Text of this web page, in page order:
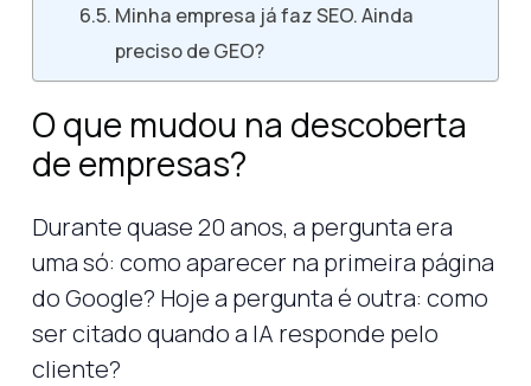
Minha empresa já faz SEO. Ainda
preciso de GEO?
O que mudou na descoberta
de empresas?
Durante quase 20 anos, a pergunta era
uma só: como aparecer na primeira página
do Google? Hoje a pergunta é outra: como
ser citado quando a IA responde pelo
cliente?